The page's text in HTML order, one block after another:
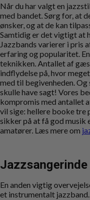
Når du har valgt en
med bandet. Sørg for, at
ønsker, og at de kan
Samtidig er det vigtigt at
Jazzbands varierer i pris
erfaring og popularitet.
teknikken. Antallet af
indflydelse på, hvor
med til begivenheden.
skulle have sagt! Vores
kompromis med antallet
vil sige: hellere booke
sikker på at få god musik
amatører. Læs mere om
En anden vigtig
et instrumentalt